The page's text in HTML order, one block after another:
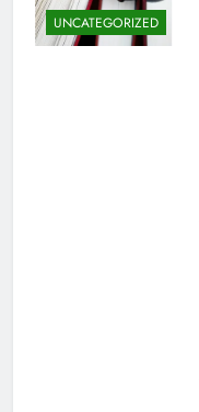
UNCATEGORIZED